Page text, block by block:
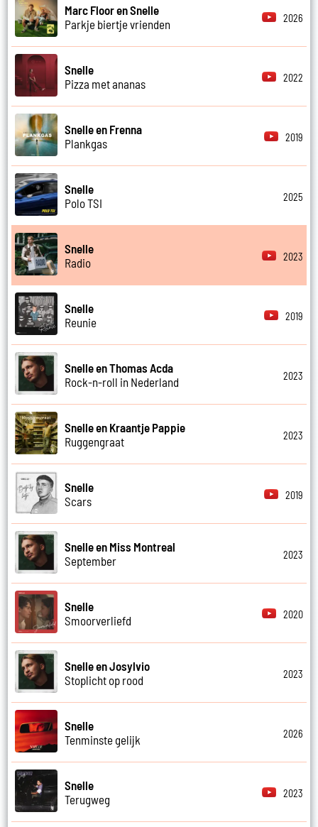
Marc Floor en Snelle
Parkje biertje vrienden
2026
Snelle
Pizza met ananas
2022
Snelle en Frenna
Plankgas
2019
Snelle
Polo TSI
2025
Snelle
Radio
2023
Snelle
Reunie
2019
Snelle en Thomas Acda
Rock-n-roll in Nederland
2023
Snelle en Kraantje Pappie
Ruggengraat
2023
Snelle
Scars
2019
Snelle en Miss Montreal
September
2023
Snelle
Smoorverliefd
2020
Snelle en Josylvio
Stoplicht op rood
2023
Snelle
Tenminste gelijk
2026
Snelle
Terugweg
2023